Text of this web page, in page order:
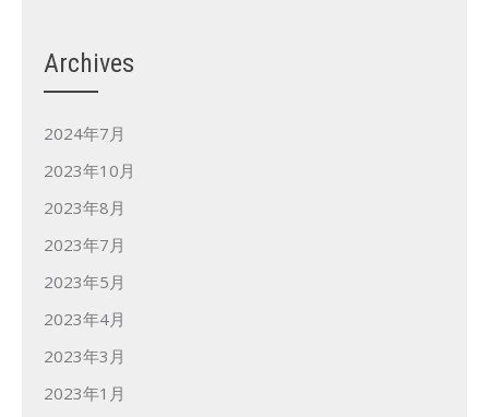
Archives
2024年7月
2023年10月
2023年8月
2023年7月
2023年5月
2023年4月
2023年3月
2023年1月